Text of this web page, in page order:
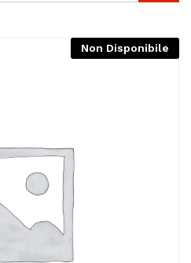
Non Disponibile